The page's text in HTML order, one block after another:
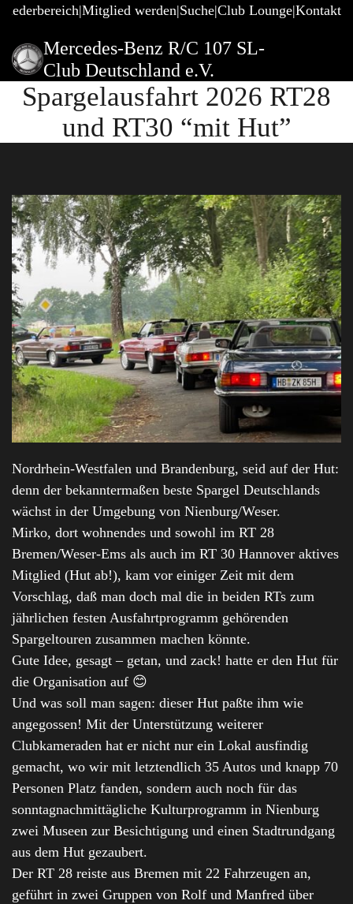
Mitglied werden Suche Club Lounge Kontakt
Mercedes-Benz R/C 107 SL-
Club Deutschland e.V.
Spargelausfahrt 2026 RT28
und RT30 “mit Hut”
Nordrhein-Westfalen und Brandenburg, seid auf der Hut:
denn der bekanntermaßen beste Spargel Deutschlands
wächst in der Umgebung von Nienburg/Weser.
Mirko, dort wohnendes und sowohl im RT 28
Bremen/Weser-Ems als auch im RT 30 Hannover aktives
Mitglied (Hut ab!), kam vor einiger Zeit mit dem
Vorschlag, daß man doch mal die in beiden RTs zum
jährlichen festen Ausfahrtprogramm gehörenden
Spargeltouren zusammen machen könnte.
Gute Idee, gesagt – getan, und zack! hatte er den Hut für
die Organisation auf 😊
Und was soll man sagen: dieser Hut paßte ihm wie
angegossen! Mit der Unterstützung weiterer
Clubkameraden hat er nicht nur ein Lokal ausfindig
gemacht, wo wir mit letztendlich 35 Autos und knapp 70
Personen Platz fanden, sondern auch noch für das
sonntagnachmittägliche Kulturprogramm in Nienburg
zwei Museen zur Besichtigung und einen Stadtrundgang
aus dem Hut gezaubert.
Der RT 28 reiste aus Bremen mit 22 Fahrzeugen an,
geführt in zwei Gruppen von Rolf und Manfred über